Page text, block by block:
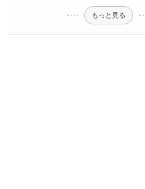
もっと見る